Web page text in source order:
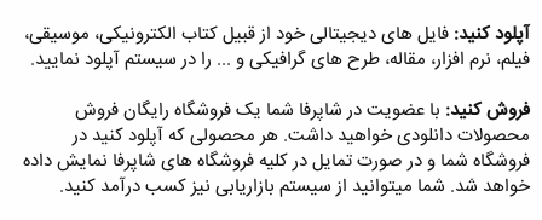
آپلود کنید: فایل های دیجیتالی خود از قبیل کتاب الکترونیکی، موسیقی،
فیلم، نرم افزار، مقاله، طرح های گرافیکی و ... را در سیستم آپلود نمایید.
فروش کنید: با عضویت در شاپرفا شما یک فروشگاه رایگان فروش
محصولات دانلودی خواهید داشت. هر محصولی که آپلود کنید در
فروشگاه شما و در صورت تمایل در کلیه فروشگاه های شاپرفا نمایش داده
خواهد شد. شما میتوانید از سیستم بازاریابی نیز کسب درآمد کنید.